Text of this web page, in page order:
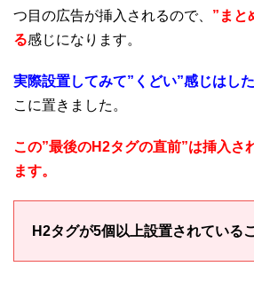
つ目の広告が挿入されるので、 ”まと
る感じになります。
実際設置してみて”くどい”感じはした
こに置きました。
この”最後のH2タグの直前”は挿入さ
ます。
H2タグが5個以上設置されている